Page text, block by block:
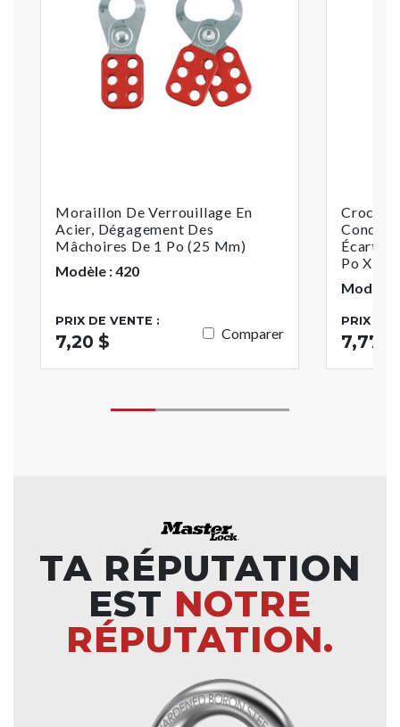
Moraillon De Verrouillage En
Acier, Dégagement Des
Mâchoires De 1 Po (25 Mm)
Modèle : 420
PRIX DE VENTE :
7,20 $ Comparer
Crochet
Po X 2-
Modèle
PRIX DE
7,77 $
TA RÉPUTATION
EST NOTRE
RÉPUTATION.